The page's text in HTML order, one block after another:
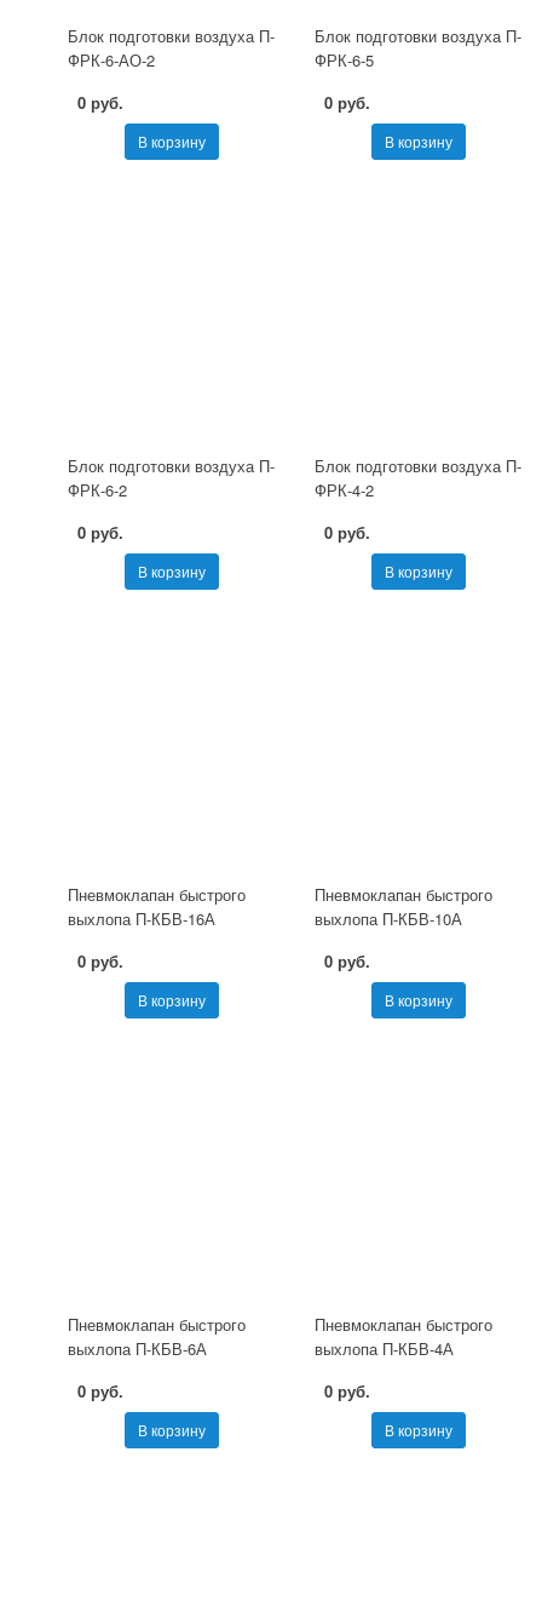
Блок подготовки воздуха П-
ФРК-6-АО-2
0 руб.
В корзину
Блок подготовки воздуха П-
ФРК-6-5
0 руб.
В корзину
Блок подготовки воздуха П-
ФРК-6-2
0 руб.
В корзину
Блок подготовки воздуха П-
ФРК-4-2
0 руб.
В корзину
Пневмоклапан быстрого
выхлопа П-КБВ-16А
0 руб.
В корзину
Пневмоклапан быстрого
выхлопа П-КБВ-10А
0 руб.
В корзину
Пневмоклапан быстрого
выхлопа П-КБВ-6А
0 руб.
В корзину
Пневмоклапан быстрого
выхлопа П-КБВ-4А
0 руб.
В корзину